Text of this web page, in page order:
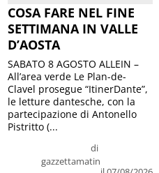
COSA FARE NEL FINE
SETTIMANA IN VALLE
D’AOSTA
di
gazzettamatin
SABATO 8 AGOSTO ALLEIN –
All’area verde Le Plan-de-
Clavel prosegue “ItinerDante”,
le letture dantesche, con la
partecipazione di Antonello
Pistritto (...